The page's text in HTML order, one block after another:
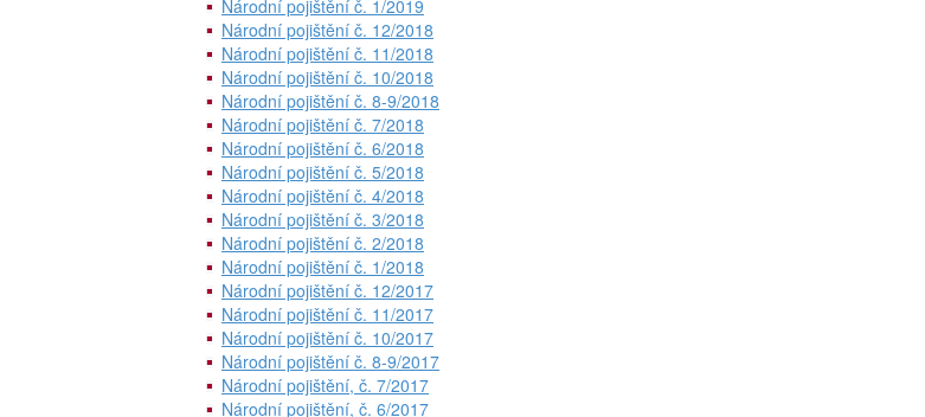
Národní pojištění č. 1/2019
Národní pojištění č. 12/2018
Národní pojištění č. 11/2018
Národní pojištění č. 10/2018
Národní pojištění č. 8-9/2018
Národní pojištění č. 7/2018
Národní pojištění č. 6/2018
Národní pojištění č. 5/2018
Národní pojištění č. 4/2018
Národní pojištění č. 3/2018
Národní pojištění č. 2/2018
Národní pojištění č. 1/2018
Národní pojištění č. 12/2017
Národní pojištění č. 11/2017
Národní pojištění č. 10/2017
Národní pojištění č. 8-9/2017
Národní pojištění, č. 7/2017
Národní pojištění, č. 6/2017